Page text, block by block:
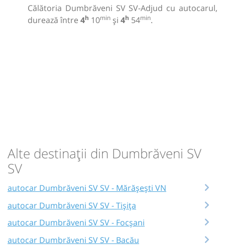
Călătoria Dumbrăveni SV SV-Adjud cu autocarul,
durează între 4h 10min și 4h 54min.
Alte destinații din Dumbrăveni SV
SV
autocar Dumbrăveni SV SV - Mărășești VN
autocar Dumbrăveni SV SV - Tișița
autocar Dumbrăveni SV SV - Focșani
autocar Dumbrăveni SV SV - Bacău